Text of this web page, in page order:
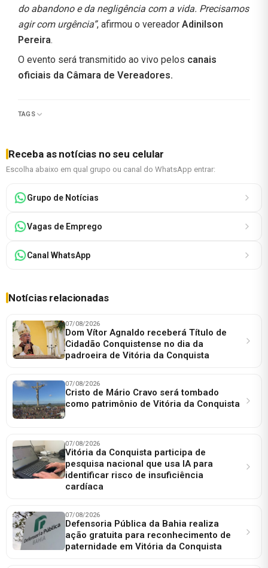
do abandono e da negligência com a vida. Precisamos
agir com urgência”, afirmou o vereador Adinilson
Pereira.
O evento será transmitido ao vivo pelos canais
oficiais da Câmara de Vereadores.
TAGS
Receba as notícias no seu celular
Escolha abaixo em qual grupo ou canal do WhatsApp entrar:
Grupo de Notícias
Vagas de Emprego
Canal WhatsApp
Notícias relacionadas
07/08/2026
Dom Vítor Agnaldo receberá Título de
Cidadão Conquistense no dia da
padroeira de Vitória da Conquista
07/08/2026
Cristo de Mário Cravo será tombado
como patrimônio de Vitória da Conquista
07/08/2026
Vitória da Conquista participa de
pesquisa nacional que usa IA para
identificar risco de insuficiência
cardíaca
07/08/2026
Defensoria Pública da Bahia realiza
ação gratuita para reconhecimento de
paternidade em Vitória da Conquista